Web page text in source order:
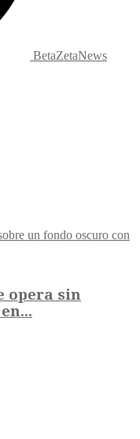
BetaZetaNews
opera sin